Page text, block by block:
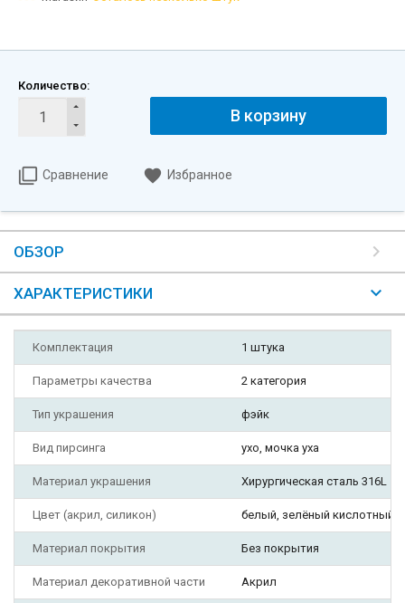
Количество:
В корзину
Сравнение Избранное
ОБЗОР
ХАРАКТЕРИСТИКИ
Комплектация 1 штука
Параметры качества 2 категория
Тип украшения фэйк
Вид пирсинга ухо, мочка уха
Материал украшения Хирургическая сталь 316L
Цвет (акрил, силикон) белый, зелёный кислотный,
Материал покрытия Без покрытия
Материал декоративной части Акрил